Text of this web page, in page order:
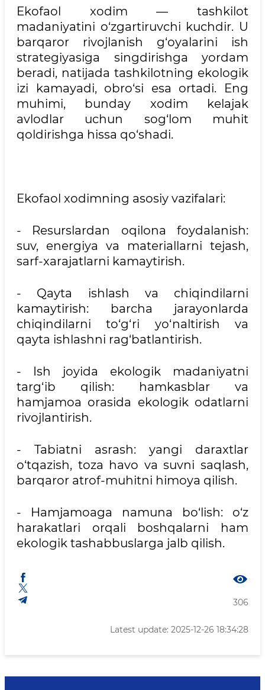
Ekofaol xodim — tashkilot
madaniyatini o‘zgartiruvchi kuchdir. U
barqaror rivojlanish g‘oyalarini ish
strategiyasiga singdirishga yordam
beradi, natijada tashkilotning ekologik
izi kamayadi, obro‘si esa ortadi. Eng
muhimi, bunday xodim kelajak
avlodlar uchun sog‘lom muhit
qoldirishga hissa qo‘shadi.
Ekofaol xodimning asosiy vazifalari:
- Resurslardan oqilona foydalanish:
suv, energiya va materiallarni tejash,
sarf-xarajatlarni kamaytirish.
- Qayta ishlash va chiqindilarni
kamaytirish: barcha jarayonlarda
chiqindilarni to‘g‘ri yo‘naltirish va
qayta ishlashni rag‘batlantirish.
- Ish joyida ekologik madaniyatni
targ‘ib qilish: hamkasblar va
hamjamoa orasida ekologik odatlarni
rivojlantirish.
- Tabiatni asrash: yangi daraxtlar
o‘tqazish, toza havo va suvni saqlash,
barqaror atrof-muhitni himoya qilish.
- Hamjamoaga namuna bo‘lish: o‘z
harakatlari orqali boshqalarni ham
ekologik tashabbuslarga jalb qilish.
306
Latest update: 2025-12-26 18:34:28